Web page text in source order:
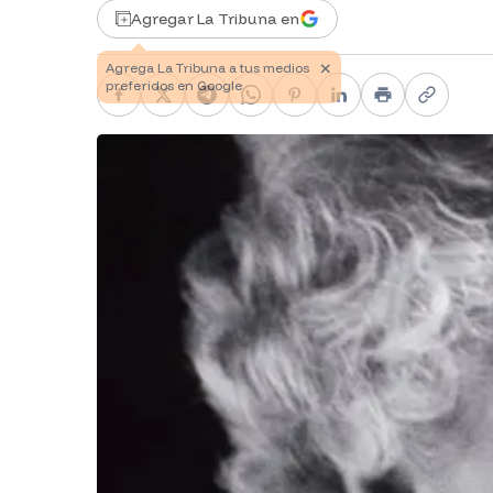
Agregar La Tribuna en
Facebook
X TelegramWhatsApp
PinterestLinkedIn
PrintCopy